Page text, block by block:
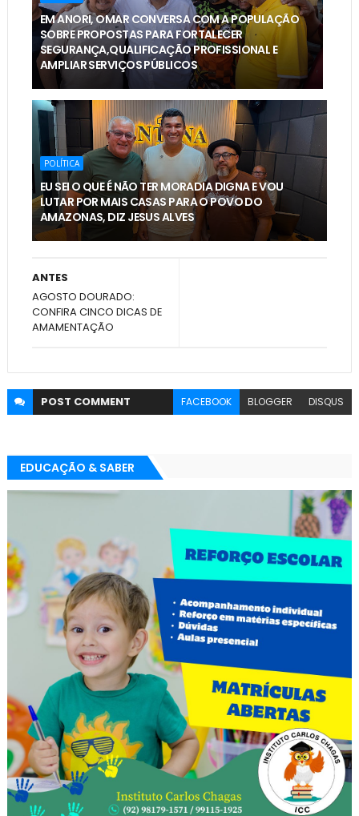
EM ANORI, OMAR CONVERSA COM A POPULAÇÃO
SOBRE PROPOSTAS PARA FORTALECER
SEGURANÇA,QUALIFICAÇÃO PROFISSIONAL E
AMPLIAR SERVIÇOS PÚBLICOS
POLÍTICA
EU SEI O QUE É NÃO TER MORADIA DIGNA E VOU
LUTAR POR MAIS CASAS PARA O POVO DO
AMAZONAS, DIZ JESUS ALVES
ANTES
AGOSTO DOURADO:
CONFIRA CINCO DICAS DE
AMAMENTAÇÃO
POST COMMENT FACEBOOK BLOGGER DISQUS
EDUCAÇÃO & SABER